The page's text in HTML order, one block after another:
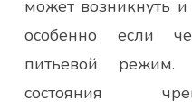
может возникнуть
особенно если
питьевой режим.
состояния